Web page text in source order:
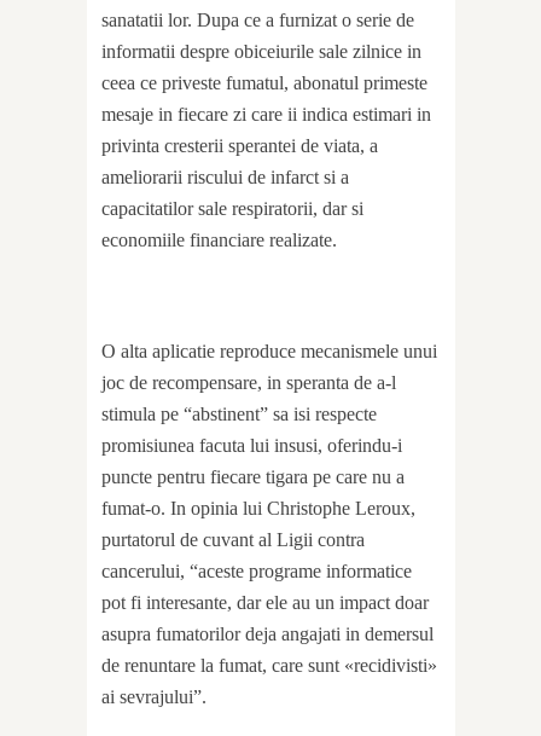
sanatatii lor. Dupa ce a furnizat o serie de
informatii despre obiceiurile sale zilnice in
ceea ce priveste fumatul, abonatul primeste
mesaje in fiecare zi care ii indica estimari in
privinta cresterii sperantei de viata, a
ameliorarii riscului de infarct si a
capacitatilor sale respiratorii, dar si
economiile financiare realizate.
O alta aplicatie reproduce mecanismele unui
joc de recompensare, in speranta de a-l
stimula pe “abstinent” sa isi respecte
promisiunea facuta lui insusi, oferindu-i
puncte pentru fiecare tigara pe care nu a
fumat-o. In opinia lui Christophe Leroux,
purtatorul de cuvant al Ligii contra
cancerului, “aceste programe informatice
pot fi interesante, dar ele au un impact doar
asupra fumatorilor deja angajati in demersul
de renuntare la fumat, care sunt «recidivisti»
ai sevrajului”.